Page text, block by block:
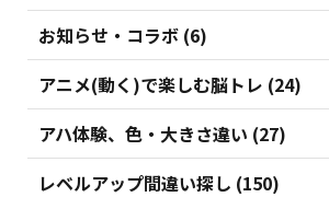
お知らせ・コラボ (6)
アニメ(動く)で楽しむ脳トレ (24)
アハ体験、色・大きさ違い (27)
レベルアップ間違い探し (150)